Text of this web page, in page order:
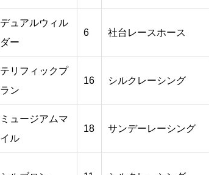
デュアルウィル
ダー
6 社台レースホース
テリフィックプ
ラン
16 シルクレーシング
ミュージアムマ
イル
18 サンデーレーシング